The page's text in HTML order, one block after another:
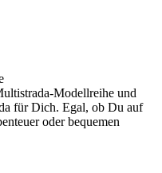
Modellreihe und
für Dich. Egal, ob Du auf
oder bequemen